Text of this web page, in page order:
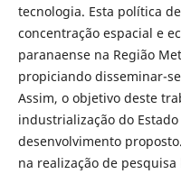
tecnologia. Esta política
concentração espacial e
paranaense na Região
propiciando disseminar-
Assim, o objetivo deste
industrialização do
desenvolvimento
na realização de